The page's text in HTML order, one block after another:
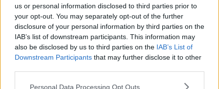
us or personal information disclosed to third parties prior to
your opt-out. You may separately opt-out of the further
disclosure of your personal information by third parties on the
IAB’s list of downstream participants. This information may
also be disclosed by us to third parties on the IAB’s List of
Downstream Participants that may further disclose it to other
Please note that this website/app uses one or more Google
Personal Data Processing Opt Outs
Annons: